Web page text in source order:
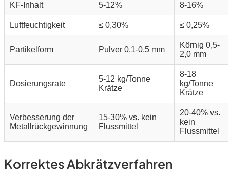
KF-Inhalt 5-12% 8-16%
Luftfeuchtigkeit ≤ 0,30% ≤ 0,25%
Partikelform Pulver 0,1-0,5 mm
Körnig 0,5-
2,0 mm
Dosierungsrate
5-12 kg/Tonne
Krätze
8-18
kg/Tonne
Krätze
Verbesserung der
Metallrückgewinnung
15-30% vs. kein
Flussmittel
20-40% vs.
kein
Flussmittel
Korrektes Abkrätzverfahren